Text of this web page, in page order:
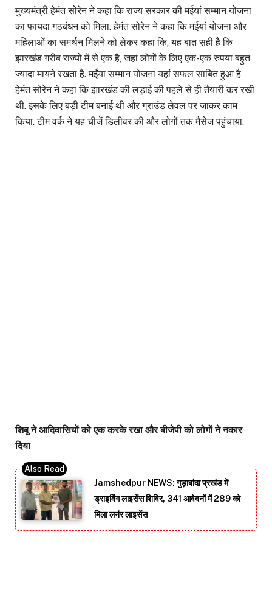
मुख्यमंत्री हेमंत सोरेन ने कहा कि राज्य सरकार की मईयां सम्मान योजना
का फायदा गठबंधन को मिला. हेमंत सोरेन ने कहा कि मईयां योजना और
महिलाओं का समर्थन मिलने को लेकर कहा कि, यह बात सही है कि
झारखंड गरीब राज्यों में से एक है, जहां लोगों के लिए एक-एक रुपया बहुत
ज्यादा मायने रखता है. मईंया सम्मान योजना यहां सफल साबित हुआ है
हेमंत सोरेन ने कहा कि झारखंड की लड़ाई की पहले से ही तैयारी कर रखी
थी. इसके लिए बड़ी टीम बनाई थी और ग्राउंड लेवल पर जाकर काम
किया. टीम वर्क ने यह चीजें डिलीवर की और लोगों तक मैसेज पहुंचाया.
शिबू ने आदिवासियों को एक करके रखा और बीजेपी को लोगों ने नकार
दिया
Jamshedpur NEWS: गुड़ाबांदा प्रखंड में
ड्राइविंग लाइसेंस शिविर, 341 आवेदनों में 289 को
मिला लर्नर लाइसेंस